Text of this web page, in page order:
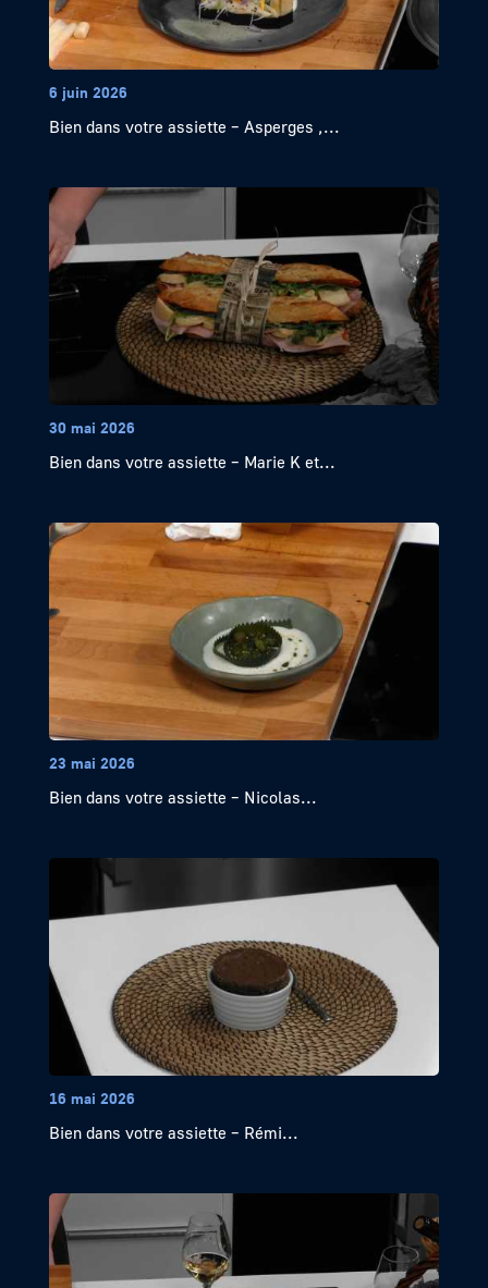
6 juin 2026
Bien dans votre assiette – Asperges ,...
30 mai 2026
Bien dans votre assiette – Marie K et...
23 mai 2026
Bien dans votre assiette – Nicolas...
16 mai 2026
Bien dans votre assiette – Rémi...